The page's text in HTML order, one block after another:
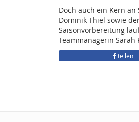
Doch auch ein Kern
Dominik Thiel sowie
Saisonvorbereitung
Teammanagerin Sarah
teilen